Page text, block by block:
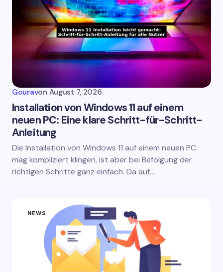
Gouravon August 7, 2026
Installation von Windows 11 auf einem
neuen PC: Eine klare Schritt-für-Schritt-
Anleitung
Die Installation von Windows 11 auf einem neuen PC
mag kompliziert klingen, ist aber bei Befolgung der
richtigen Schritte ganz einfach. Da auf…
NEWS